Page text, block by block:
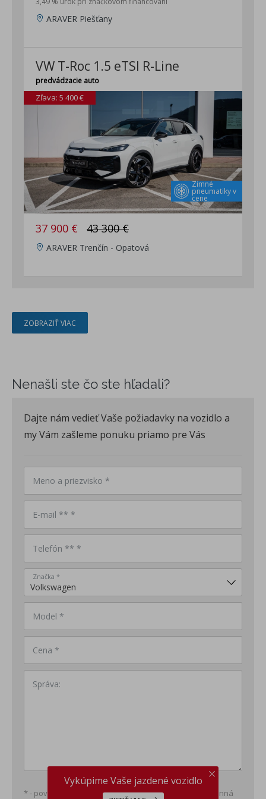
Vykúpime Vaše jazdené vozidlo
ARAVER Piešťany
VW T-Roc 1.5 eTSI R-Line
predvádzacie auto
Zimné
pneumatiky v
cene
Zľava: 5 400 €
37 900 € 43 300 €
ARAVER Trenčín - Opatová
ZOBRAZIŤ VIAC
Nenašli ste čo ste hľadali?
Dajte nám vedieť Vaše požiadavky na vozidlo a
my Vám zašleme ponuku priamo pre Vás
Meno a priezvisko *
E-mail ** *
Telefón ** *
Značka *
Model *
Cena *
Správa:
* - povinná položka; ** - minimálne jedna položka povinná